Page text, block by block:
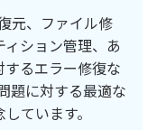
元、ファイル修
ション管理、あ
るエラー修復な
題に対する最適な
ています。